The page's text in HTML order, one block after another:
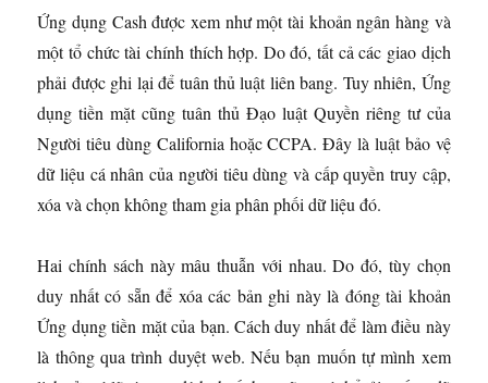
Ứng dụng Cash được xem như một tài khoản ngân hàng và
một tổ chức tài chính thích hợp. Do đó, tất cả các giao dịch
phải được ghi lại để tuân thủ luật liên bang. Tuy nhiên, Ứng
dụng tiền mặt cũng tuân thủ Đạo luật Quyền riêng tư của
Người tiêu dùng California hoặc CCPA. Đây là luật bảo vệ
dữ liệu cá nhân của người tiêu dùng và cấp quyền truy cập,
xóa và chọn không tham gia phân phối dữ liệu đó.
Hai chính sách này mâu thuẫn với nhau. Do đó, tùy chọn
duy nhất có sẵn để xóa các bản ghi này là đóng tài khoản
Ứng dụng tiền mặt của bạn. Cách duy nhất để làm điều này
là thông qua trình duyệt web. Nếu bạn muốn tự mình xem